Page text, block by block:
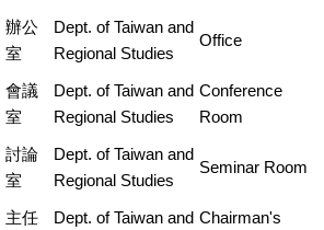
辦公
室
Dept. of Taiwan and
Regional Studies
Office
會議
室
Dept. of Taiwan and
Regional Studies
Conference
Room
討論
室
Dept. of Taiwan and
Regional Studies
Seminar Room
主任
Dept. of Taiwan and Chairman's